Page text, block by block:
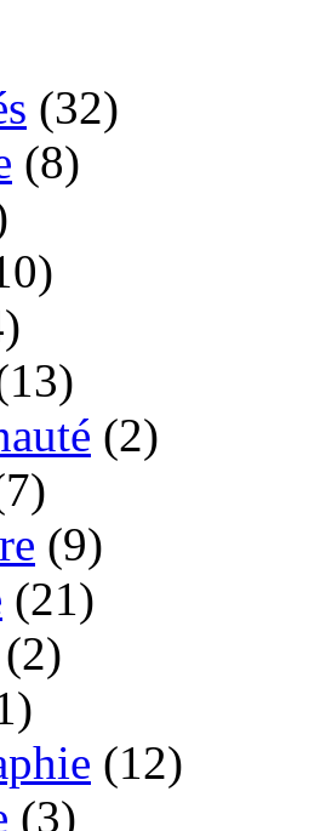
(32)
(8)
(2)
(9)
(21)
(2)
(12)
(3)